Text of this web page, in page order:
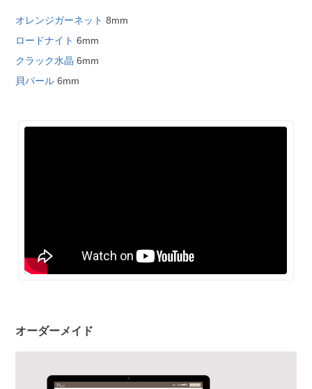
オレンジガーネット 8mm
ロードナイト 6mm
クラック水晶 6mm
貝パール 6mm
オーダーメイド